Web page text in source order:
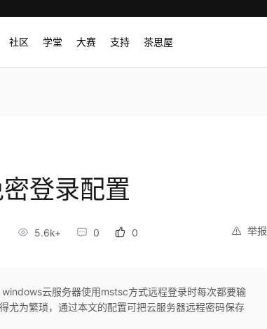
社区 学堂 大赛 支持 茶思屋
登录配置
举报
5.6k+ 0 0
windows云服务器使用mstsc方式远程登录时每次都要输
尤为繁琐，通过本文的配置可把云服务器远程密码保存